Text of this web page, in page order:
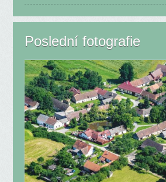
Poslední fotografie